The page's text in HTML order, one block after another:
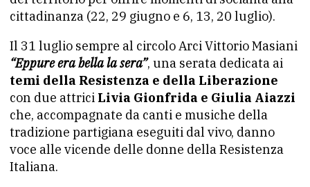
cittadinanza (22, 29 giugno e 6, 13, 20 luglio).
Il 31 luglio sempre al circolo Arci Vittorio Masiani
“Eppure era bella la sera”, una serata dedicata ai
temi della Resistenza e della Liberazione
con due attrici Livia Gionfrida e Giulia Aiazzi
che, accompagnate da canti e musiche della
tradizione partigiana eseguiti dal vivo, danno
voce alle vicende delle donne della Resistenza
Italiana.